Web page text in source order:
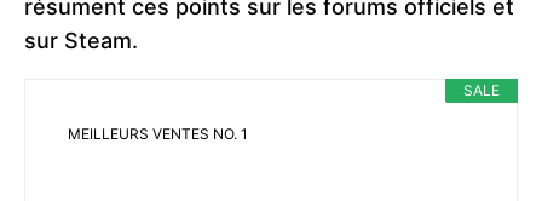
résument ces points sur les forums officiels et
sur Steam.
SALE
MEILLEURS VENTES NO. 1